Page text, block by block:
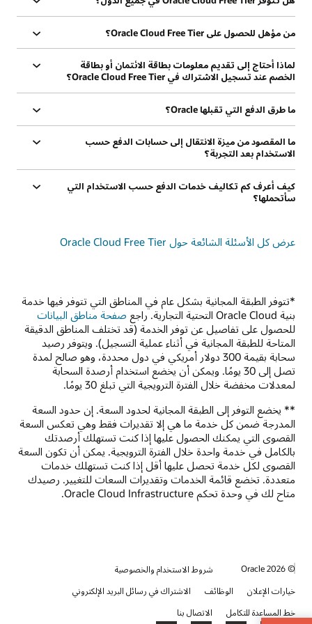
من مؤهل للحصول على Oracle Cloud Free Tier؟
لماذا أحتاج إلى تقديم معلومات بطاقة الائتمان أو بطاقة
الخصم عند تسجيل الاشتراك في Oracle Cloud Free Tier؟
ما طرق الدفع التي تقبلها Oracle؟
ما المقصود من ميزة الانتقال إلى حسابات الدفع حسب
الاستخدام بعد التجربة؟
كيف أعرف كم تكاليف خدمات الدفع حسب الاستخدام التي
سأتحملها؟
عرض كل الأسئلة الشائعة حول Oracle Cloud Free Tier‏
*تتوفر الطبقة المجانية بشكل عام في المناطق التي تتوفر فيها خدمة
بنية Oracle Cloud التحتية التجارية. راجع
صفحة مناطق البيانات
للحصول على تفاصيل عن توفر الخدمة (قد تختلف المناطق الدقيقة
المتاحة للطبقة المجانية في أثناء عملية التسجيل). ويتوفر رصيد
سحابة بقيمة 300 دولار أمريكي في دول محددة، وهو صالح لمدة
تصل إلى 30 يومًا. ويمكن أن يخضع استخدام أرصدة السحابة
لمعدلات مخفضة خلال الفترة الترويجية التي تبلغ 30 يومًا.
** يخضع التوفر إلى الطبقة المجانية لحدود السعة. إن حدود السعة
المدرجة ضمن كل خدمة ما هي إلا تقديرات فقط وهي تعكس السعة
القصوى التي يمكنك الحصول عليها إذا كنت تستهلك أرصدتك
بالكامل في خدمة واحدة خلال الفترة الترويجية. يمكن أن تكون السعة
القصوى لكل خدمة تحصل عليها أقل إذا كنت تستهلك خدمات
متعددة. تخضع قائمة الخدمات وتقديرات السعات للتغيير. ‏‫رصيدك
متاح لك في وحدة تحكم Oracle Cloud Infrastructure.
© 2026 Oracle
شروط الاستخدام والخصوصية
خيارات الإعلان
الوظائف
الاشتراك في رسائل البريد الإلكتروني
خط المساعدة للتكامل
الاتصال بنا